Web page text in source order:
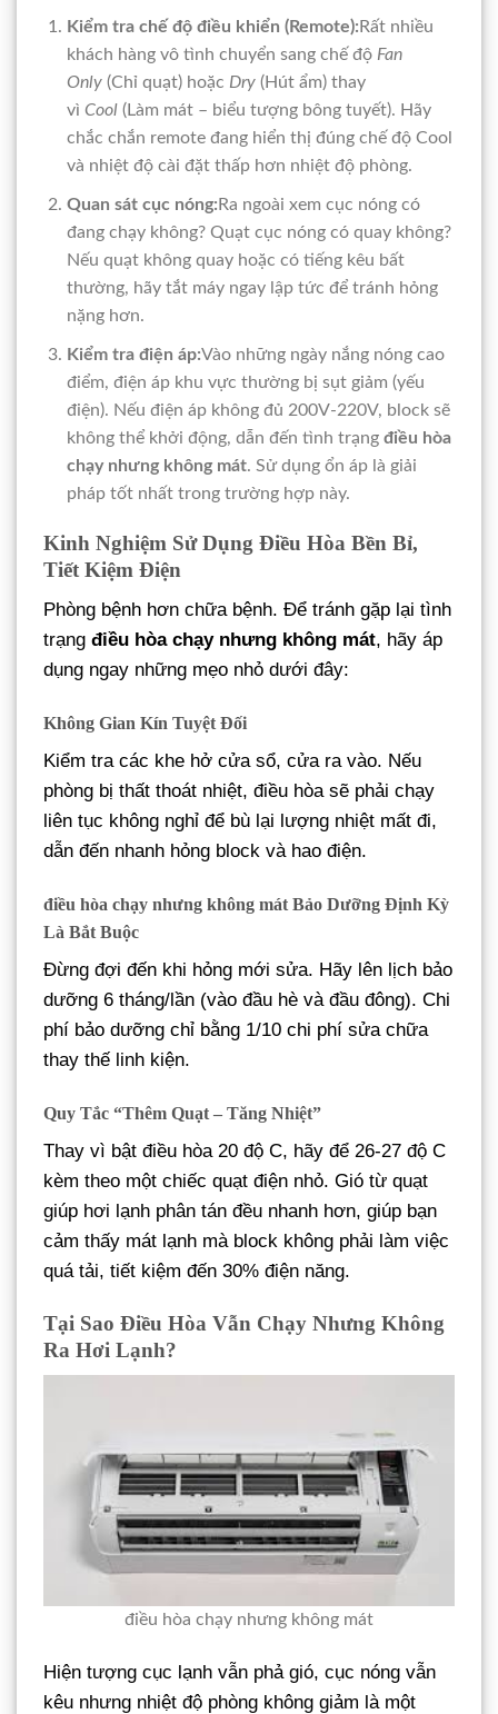
Kiểm tra chế độ điều khiển (Remote): Rất nhiều
khách hàng vô tình chuyển sang chế độ Fan
Only(Chỉ quạt) hoặc Dry(Hút ẩm) thay
vì Cool(Làm mát – biểu tượng bông tuyết). Hãy
chắc chắn remote đang hiển thị đúng chế độ Cool
và nhiệt độ cài đặt thấp hơn nhiệt độ phòng.
Quan sát cục nóng: Ra ngoài xem cục nóng có
đang chạy không? Quạt cục nóng có quay không?
Nếu quạt không quay hoặc có tiếng kêu bất
thường, hãy tắt máy ngay lập tức để tránh hỏng
nặng hơn.
Kiểm tra điện áp:Vào những ngày nắng nóng cao
điểm, điện áp khu vực thường bị sụt giảm (yếu
điện). Nếu điện áp không đủ 200V-220V, block sẽ
không thể khởi động, dẫn đến tình trạng điều hòa
chạy nhưng không mát. Sử dụng ổn áp là giải
pháp tốt nhất trong trường hợp này.
Kinh Nghiệm Sử Dụng Điều Hòa Bền Bỉ,
Tiết Kiệm Điện
Phòng bệnh hơn chữa bệnh. Để tránh gặp lại tình
trạng điều hòa chạy nhưng không mát, hãy áp
dụng ngay những mẹo nhỏ dưới đây:
Không Gian Kín Tuyệt Đối
Kiểm tra các khe hở cửa sổ, cửa ra vào. Nếu
phòng bị thất thoát nhiệt, điều hòa sẽ phải chạy
liên tục không nghỉ để bù lại lượng nhiệt mất đi,
dẫn đến nhanh hỏng block và hao điện.
điều hòa chạy nhưng không mát Bảo Dưỡng Định Kỳ
Là Bắt Buộc
Đừng đợi đến khi hỏng mới sửa. Hãy lên lịch bảo
dưỡng 6 tháng/lần (vào đầu hè và đầu đông). Chi
phí bảo dưỡng chỉ bằng 1/10 chi phí sửa chữa
thay thế linh kiện.
Quy Tắc “Thêm Quạt – Tăng Nhiệt”
Thay vì bật điều hòa 20 độ C, hãy để 26-27 độ C
kèm theo một chiếc quạt điện nhỏ. Gió từ quạt
giúp hơi lạnh phân tán đều nhanh hơn, giúp bạn
cảm thấy mát lạnh mà block không phải làm việc
quá tải, tiết kiệm đến 30% điện năng.
Tại Sao Điều Hòa Vẫn Chạy Nhưng Không
Ra Hơi Lạnh?
điều hòa chạy nhưng không mát
Hiện tượng cục lạnh vẫn phả gió, cục nóng vẫn
kêu nhưng nhiệt độ phòng không giảm là một